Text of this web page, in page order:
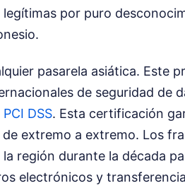
por puro
pasarela asiática. Este
de seguridad de
PCI DSS. Esta certificación
extremo a extremo. Los
región durante la década
electrónicos y